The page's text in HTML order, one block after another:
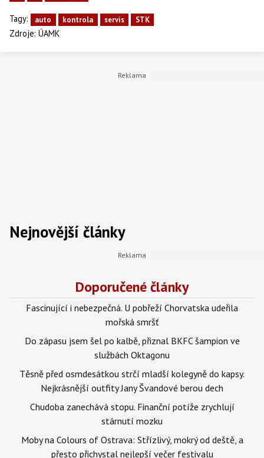
Tagy: auto kontrola servis STK
Zdroje: ÚAMK
Nejnovější články
Doporučené články
Fascinující i nebezpečná. U pobřeží Chorvatska udeřila
mořská smršť
Do zápasu jsem šel po kalbě, přiznal BKFC šampion ve
službách Oktagonu
Těsně před osmdesátkou strčí mladší kolegyně do kapsy.
Nejkrásnější outfity Jany Švandové berou dech
Chudoba zanechává stopu. Finanční potíže zrychlují
stárnutí mozku
Moby na Colours of Ostrava: Střízlivý, mokrý od deště, a
přesto přichystal nejlepší večer festivalu